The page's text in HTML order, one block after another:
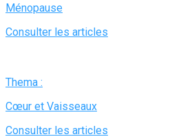
Ménopause
Consulter les articles
Thema :
Cœur et Vaisseaux
Consulter les articles